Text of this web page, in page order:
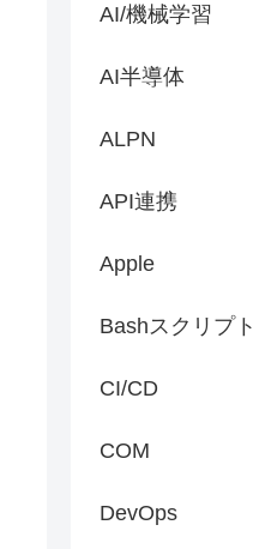
AI/機械学習
AI半導体
ALPN
API連携
Apple
Bashスクリプト
CI/CD
COM
DevOps